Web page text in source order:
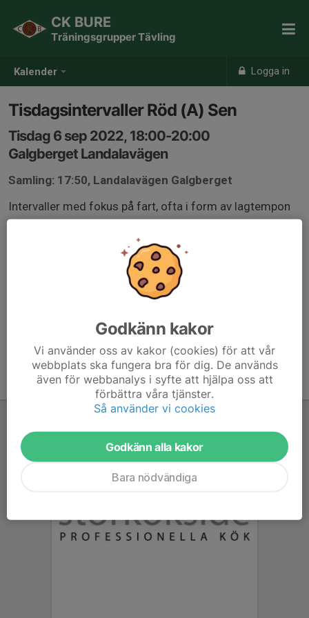
Kalender Logga in
CK BURE
Träningsgrupper Tävling
Tisdagsintervaller Röd (A) Sen
Tisdag 6 sep 2022, 18:00-20:00
Galgberget Landalavägen
Samling: 17:50, Landalavägen Galgberget
Intervaller med fokus på fart, ofta i form av lagtempon
Godkänn kakor
Vi använder oss av kakor (cookies) för att vår
webbplats ska fungera bra för dig. De används
även för webbanalys i syfte att hjälpa oss att
förbättra våra tjänster.
Så använder vi cookies
Godkänn alla kakor
Bara nödvändiga